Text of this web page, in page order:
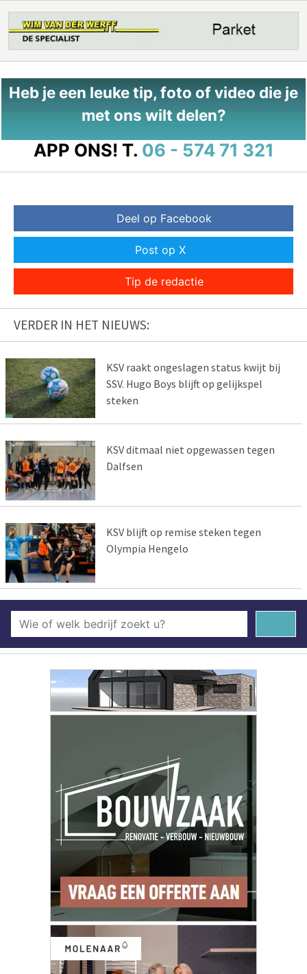
Heb je een leuke tip, foto of video die je
met ons wilt delen?
APP ONS! T. 06 - 574 71 321
Deel op Facebook
Post op X
Tip de redactie
VERDER IN HET NIEUWS:
KSV raakt ongeslagen status kwijt bij
SSV. Hugo Boys blijft op gelijkspel
steken
KSV ditmaal niet opgewassen tegen
Dalfsen
KSV blijft op remise steken tegen
Olympia Hengelo